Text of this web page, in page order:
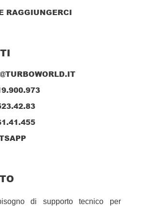
RAGGIUNGERCI
di supporto tecnico per